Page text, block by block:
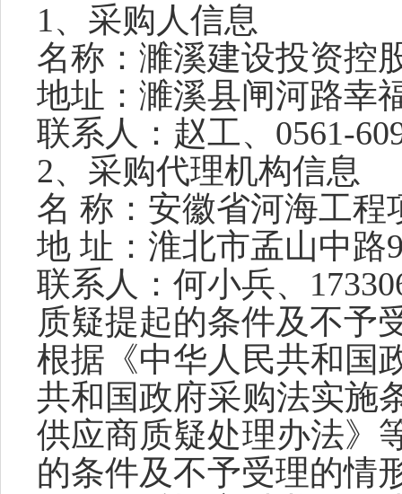
1、 采购人信息
名称： 濉溪建设投资控
地址： 濉溪县闸河路幸
联系人： 赵工、 0561-
2、 采购代理机构信息
名 称：安徽省河海工程
地 址：淮北市孟山中路
联系人： 何小兵、
质疑提起的条件及不予
根据《中华人民共和国
共和国政府采购法实施
供应商质疑处理办法》
的条件及不予受理的情